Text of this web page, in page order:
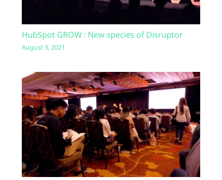
HubSpot GROW : New species of Disruptor
August 3, 2021